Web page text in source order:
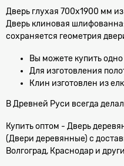
Дверь глухая 700х1900 мм
Дверь клиновая
сохраняется геометрия
Вы можете купить
Для изготовления
Клин изготовлен из
В Древней Руси всегда
Купить оптом - Дверь
(Двери деревянные) с
Волгоград, Краснодар и